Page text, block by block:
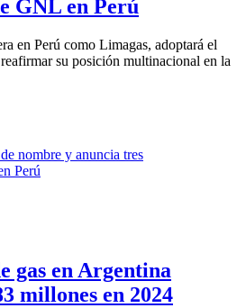
GNL en Perú
en Perú como Limagas, adoptará el
su posición multinacional en la
gas en Argentina
millones en 2024